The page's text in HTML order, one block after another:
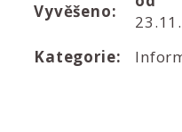
Vyvěšeno:
Kategorie: